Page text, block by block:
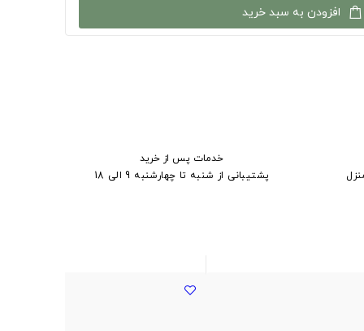
افزودن به سبد خرید
خدمات پس از خرید
پشتیبانی از شنبه تا چهارشنبه 9 الی 18